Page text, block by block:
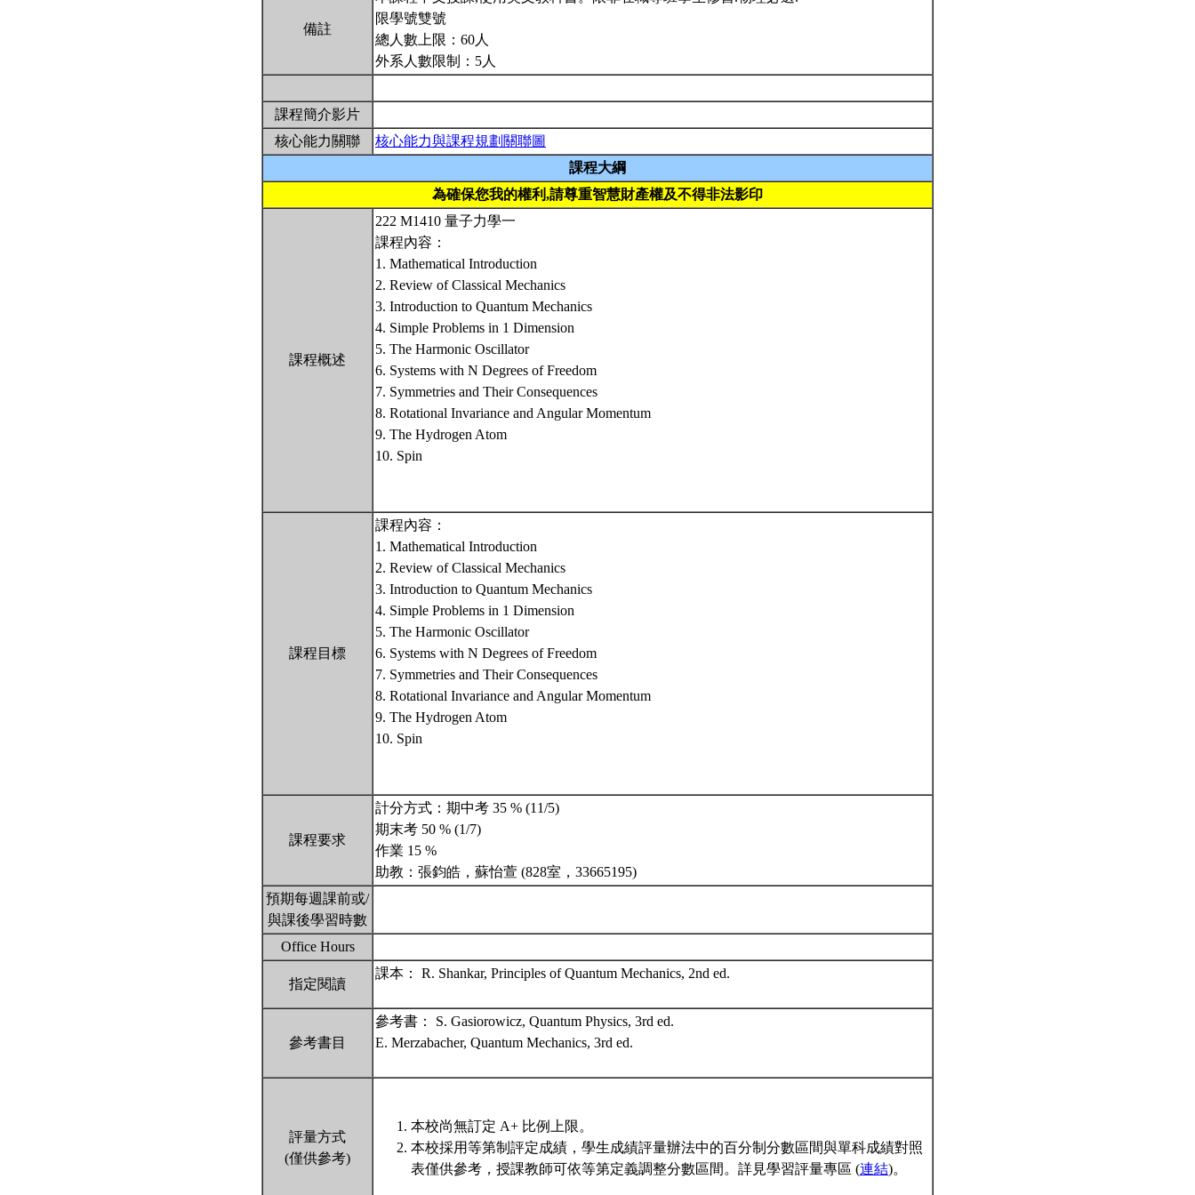
備註
限學號雙號
總人數上限：60人
外系人數限制：5人
課程簡介影片
核心能力關聯
核心能力與課程規劃關聯圖
課程大綱
為確保您我的權利,請尊重智慧財產權及不得非法影印
課程概述
222 M1410 量子力學一
課程內容：
1. Mathematical Introduction
2. Review of Classical Mechanics
3. Introduction to Quantum Mechanics
4. Simple Problems in 1 Dimension
5. The Harmonic Oscillator
6. Systems with N Degrees of Freedom
7. Symmetries and Their Consequences
8. Rotational Invariance and Angular Momentum
9. The Hydrogen Atom
10. Spin
課程目標
課程內容：
1. Mathematical Introduction
2. Review of Classical Mechanics
3. Introduction to Quantum Mechanics
4. Simple Problems in 1 Dimension
5. The Harmonic Oscillator
6. Systems with N Degrees of Freedom
7. Symmetries and Their Consequences
8. Rotational Invariance and Angular Momentum
9. The Hydrogen Atom
10. Spin
課程要求
計分方式：期中考 35 % (11/5)
期末考 50 % (1/7)
作業 15 %
助教：張鈞皓，蘇怡萱 (828室，33665195)
預期每週課前或/
與課後學習時數
Office Hours
指定閱讀
課本： R. Shankar, Principles of Quantum Mechanics, 2nd ed.
參考書目
參考書： S. Gasiorowicz, Quantum Physics, 3rd ed.
E. Merzabacher, Quantum Mechanics, 3rd ed.
評量方式
(僅供參考)
本校尚無訂定 A+ 比例上限。
本校採用等第制評定成績，學生成績評量辦法中的百分制分數區間與單科成績對照
表僅供參考，授課教師可依等第定義調整分數區間。詳見學習評量專區 (連結)。